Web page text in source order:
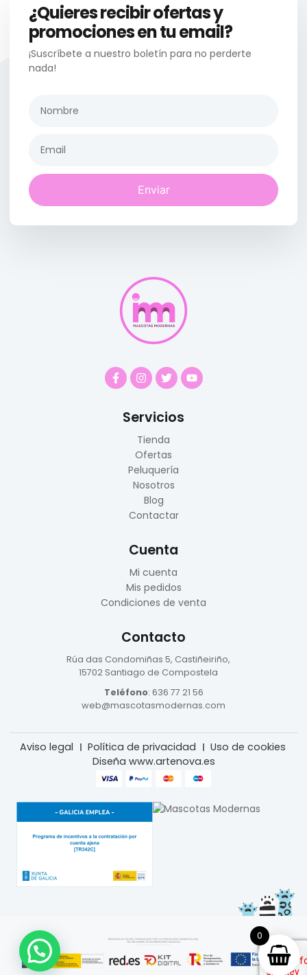
¿Quieres recibir ofertas y
promociones en tu email?
¡Suscríbete a nuestro boletín para no perderte
nada!
Enviar
Servicios
Tienda
Ofertas
Peluquería
Nosotros
Blog
Contactar
Cuenta
Mi cuenta
Mis pedidos
Condiciones de venta
Contacto
Rúa das Condomiñas 5, Castiñeiriño,
15702 Santiago de Compostela
Teléfono: 636 77 21 56
web@mascotasmodernas.com
Aviso legal Política de privacidad
Uso de cookies
Diseña www.artenova.es
0